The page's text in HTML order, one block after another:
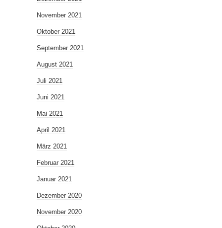
November 2021
Oktober 2021
September 2021
August 2021
Juli 2021
Juni 2021
Mai 2021
April 2021
März 2021
Februar 2021
Januar 2021
Dezember 2020
November 2020